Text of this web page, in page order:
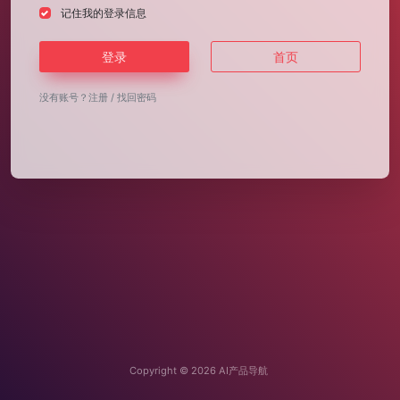
记住我的登录信息
登录 首页
没有账号？ 注册 / 找回密码
Copyright © 2026 AI产品导航